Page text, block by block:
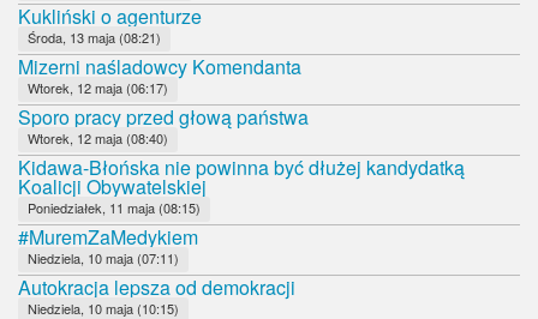
Kukliński o agenturze
Środa, 13 maja (08:21)
Mizerni naśladowcy Komendanta
Wtorek, 12 maja (06:17)
Sporo pracy przed głową państwa
Wtorek, 12 maja (08:40)
Kidawa-Błońska nie powinna być dłużej kandydatką
Koalicji Obywatelskiej
Poniedziałek, 11 maja (08:15)
#MuremZaMedykiem
Niedziela, 10 maja (07:11)
Autokracja lepsza od demokracji
Niedziela, 10 maja (10:15)